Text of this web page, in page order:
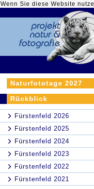
Wenn Sie diese Website
Naturfototage 2027
Rückblick
Fürstenfeld 2026
Fürstenfeld 2025
Fürstenfeld 2024
Fürstenfeld 2023
Fürstenfeld 2022
Fürstenfeld 2021